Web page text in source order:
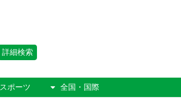
詳細検索
スポーツ 全国・国際